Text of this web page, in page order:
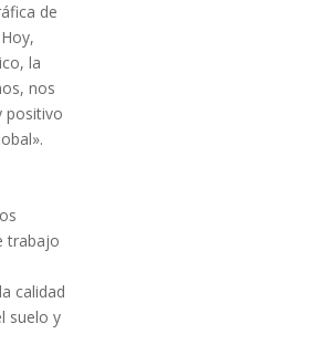
de
la
nos
positivo
trabajo
calidad
suelo y